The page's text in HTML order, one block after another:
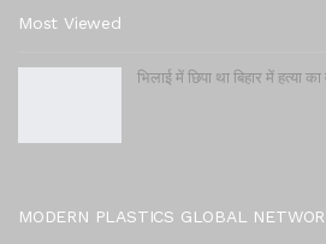
Most Viewed
भिलाई में छिपा था बिहार में हत्या
MODERN PLASTICS GLOBAL